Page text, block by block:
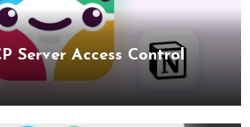
Server Access Control